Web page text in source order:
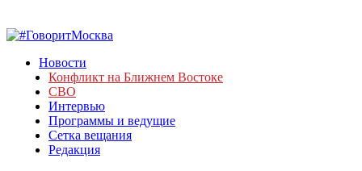
Новости
Конфликт на Ближнем Востоке
СВО
Интервью
Программы и ведущие
Сетка вещания
Редакция